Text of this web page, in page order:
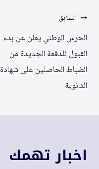
تصفّح
المقالات
السابق
الحرس الوطني يعلن عن بدء
القبول للدفعة الجديدة من
الضباط الحاصلين على شهادة
الثانوية
اخبار تهمك